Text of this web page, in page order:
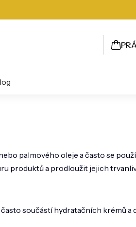
palmového oleje a často se
produktů a prodloužit jejich
součástí hydratačních krémů a